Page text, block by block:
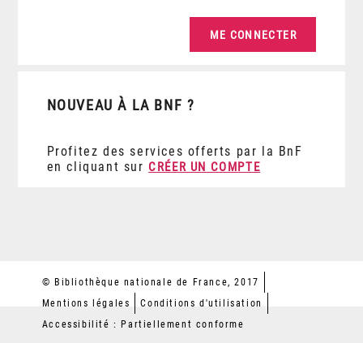
NOUVEAU À LA BNF ?
Profitez des services offerts par la BnF
en cliquant sur CRÉER UN COMPTE
© Bibliothèque nationale de France, 2017
Mentions légales
Conditions d'utilisation
Accessibilité : Partiellement conforme